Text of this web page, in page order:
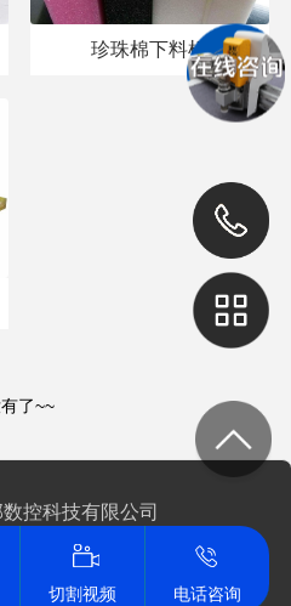
珍珠棉下料机
了~~
切割视频 电话咨询
控科技有限公司
营业执照查阅